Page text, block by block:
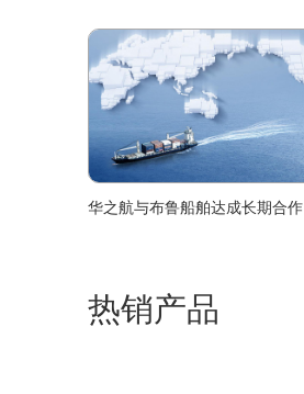
华之航与布鲁船舶达成长期合作
热销产品